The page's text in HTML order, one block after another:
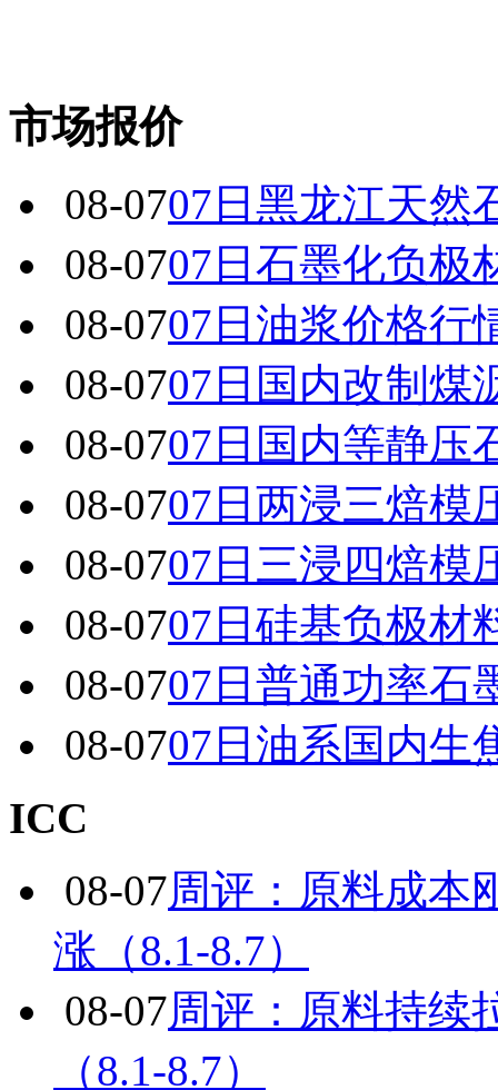
市场报价
08-0707日黑龙江天然
08-0707日石墨化负极
08-0707日油浆价格行
08-0707日国内改制煤
08-0707日国内 等静压
08-0707日两浸三焙模
08-0707日三浸四焙模
08-0707日硅基负极材
08-0707日普通功率石
08-0707日油系国内生
ICC
08-07周评：原料成本
涨（8.1-8.7）
08-07周评：原料持续
（8.1-8.7）